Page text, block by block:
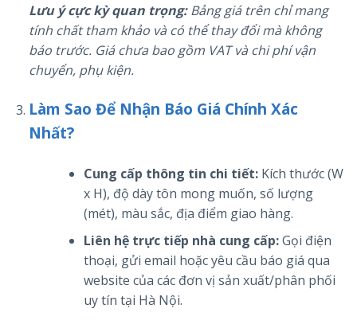
Lưu ý cực kỳ quan trọng: Bảng giá trên chỉ mang
tính chất tham khảo và có thể thay đổi mà không
báo trước. Giá chưa bao gồm VAT và chi phí vận
chuyển, phụ kiện.
Làm Sao Để Nhận Báo Giá Chính Xác
Nhất?
Cung cấp thông tin chi tiết:Kích thước (W
x H), độ dày tôn mong muốn, số lượng
(mét), màu sắc, địa điểm giao hàng.
Liên hệ trực tiếp nhà cung cấp:Gọi điện
thoại, gửi email hoặc yêu cầu báo giá qua
website của các đơn vị sản xuất/phân phối
uy tín tại Hà Nội.